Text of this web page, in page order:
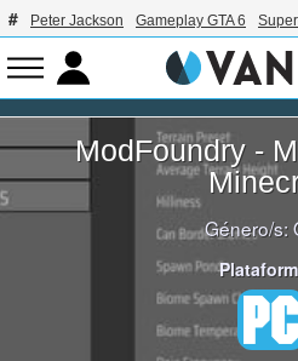
Peter Jackson Gameplay GTA 6
ModFoundry -
Género/s: